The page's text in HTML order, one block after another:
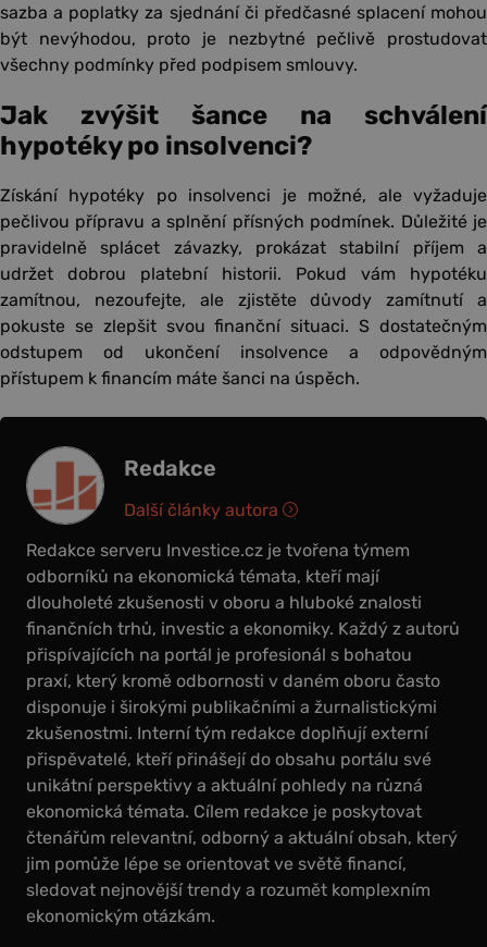
sazba a poplatky za sjednání či předčasné splacení mohou
být nevýhodou, proto je nezbytné pečlivě prostudovat
všechny podmínky před podpisem smlouvy.
Jak zvýšit šance na schválení
hypotéky po insolvenci?
Získání hypotéky po insolvenci je možné, ale vyžaduje
pečlivou přípravu a splnění přísných podmínek. Důležité je
pravidelně splácet závazky, prokázat stabilní příjem a
udržet dobrou platební historii. Pokud vám hypotéku
zamítnou, nezoufejte, ale zjistěte důvody zamítnutí a
pokuste se zlepšit svou finanční situaci. S dostatečným
odstupem od ukončení insolvence a odpovědným
přístupem k financím máte šanci na úspěch.
Redakce
Redakce serveru Investice.cz je tvořena týmem
odborníků na ekonomická témata, kteří mají
dlouholeté zkušenosti v oboru a hluboké znalosti
finančních trhů, investic a ekonomiky. Každý z autorů
přispívajících na portál je profesionál s bohatou
praxí, který kromě odbornosti v daném oboru často
disponuje i širokými publikačními a žurnalistickými
zkušenostmi. Interní tým redakce doplňují externí
přispěvatelé, kteří přinášejí do obsahu portálu své
unikátní perspektivy a aktuální pohledy na různá
ekonomická témata. Cílem redakce je poskytovat
čtenářům relevantní, odborný a aktuální obsah, který
jim pomůže lépe se orientovat ve světě financí,
sledovat nejnovější trendy a rozumět komplexním
ekonomickým otázkám.
Další články autora